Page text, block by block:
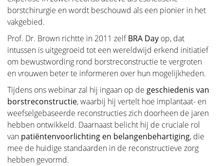
Meer borstoperaties
Revalidatie
Wie behandeld is voor kanker heeft vaak een lange
periode nodig om te herstellen.
Kanker is een ingrijpende ziekte met een zware
behandeling. Vaak kampen mensen nadien met
psychosociale en/of lichamelijke problemen zoals
borstchirurgie en wordt beschouwd als een pionier in het
vakgebied.
Prof. Dr. Brown richtte in 2011 zelfBRA Day op, dat
intussen is uitgegroeid tot een wereldwijd erkend initiatief
om bewustwording rond borstreconstructie te vergroten
en vrouwen beter te informeren over hun mogelijkheden.
Tijdens ons webinar zal hij ingaan op de geschiedenis van
borstreconstructie, waarbij hij vertelt hoe implantaat- en
weefselgebaseerde reconstructies zich doorheen de jaren
hebben ontwikkeld. Daarnaast belicht hij de cruciale rol
van patiëntenvoorlichting en belangenbehartiging, die
mee de huidige standaarden in de reconstructieve zorg
hebben gevormd.